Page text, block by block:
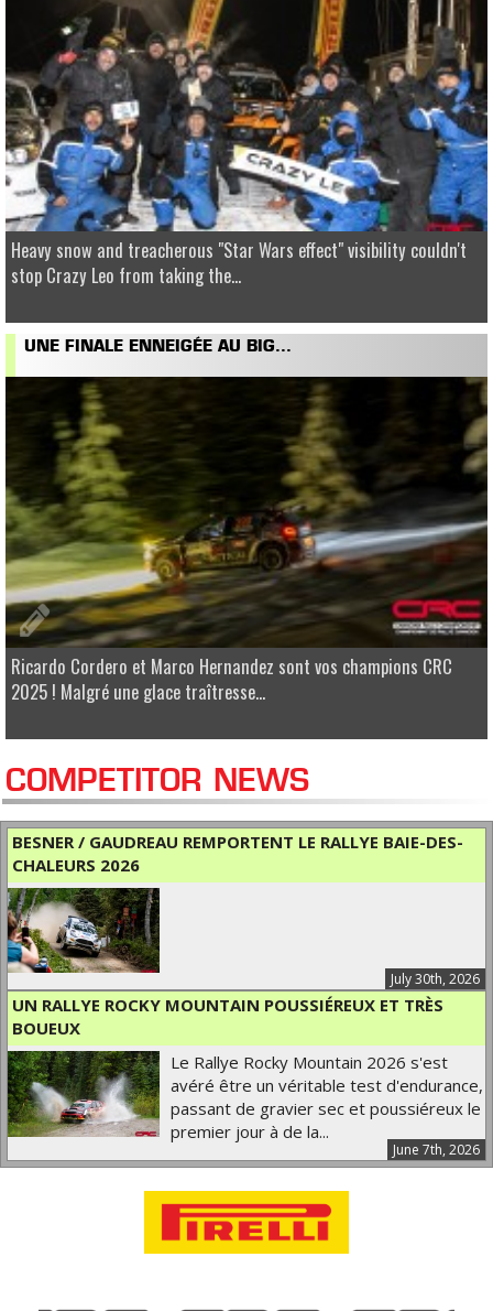
Heavy snow and treacherous "Star Wars effect" visibility couldn't
stop Crazy Leo from taking the...
UNE FINALE ENNEIGÉE AU BIG...
Ricardo Cordero et Marco Hernandez sont vos champions CRC
2025 ! Malgré une glace traîtresse...
COMPETITOR NEWS
BESNER / GAUDREAU REMPORTENT LE RALLYE BAIE-DES-
CHALEURS 2026
July 30th, 2026
UN RALLYE ROCKY MOUNTAIN POUSSIÉREUX ET TRÈS
BOUEUX
June 7th, 2026
Le Rallye Rocky Mountain 2026 s'est
avéré être un véritable test d'endurance,
passant de gravier sec et poussiéreux le
premier jour à de la...